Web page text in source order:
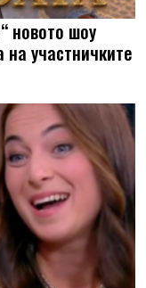
новото шоу
участничките